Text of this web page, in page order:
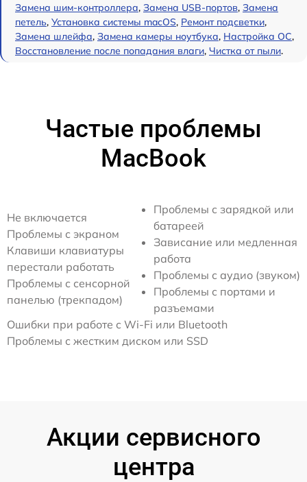
Замена шим-контроллера, Замена USB-портов, Замена
петель, Установка системы macOS, Ремонт подсветки,
Замена шлейфа, Замена камеры ноутбука, Настройка ОС,
Восстановление после попадания влаги, Чистка от пыли.
Частые проблемы
MacBook
Не включается
Проблемы с экраном
Клавиши клавиатуры
перестали работать
Проблемы с сенсорной
панелью (трекпадом)
Проблемы с зарядкой или
батареей
Зависание или медленная
работа
Проблемы с аудио (звуком)
Проблемы с портами и
разъемами
Ошибки при работе с Wi-Fi или Bluetooth
Проблемы с жестким диском или SSD
Акции сервисного
центра